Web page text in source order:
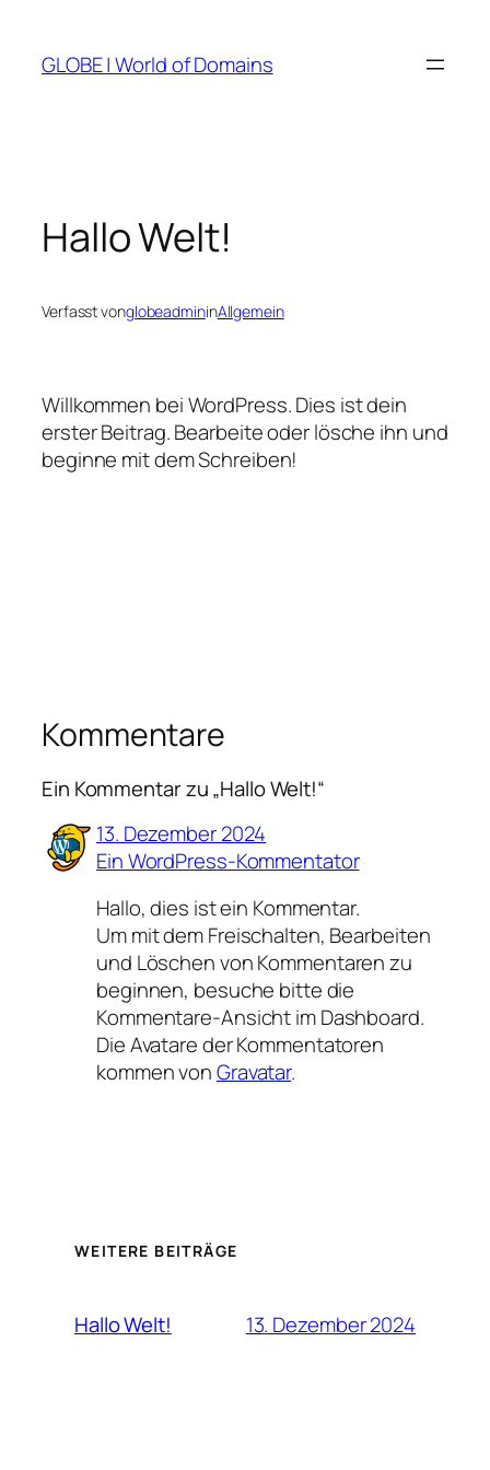
springen
GLOBE | World of Domains
Hallo Welt!
Verfasst vonglobeadmininAllgemein
Willkommen bei WordPress. Dies ist dein
erster Beitrag. Bearbeite oder lösche ihn und
beginne mit dem Schreiben!
Kommentare
Ein Kommentar zu „Hallo Welt!“
13. Dezember 2024
Ein WordPress-Kommentator
Hallo, dies ist ein Kommentar.
Um mit dem Freischalten, Bearbeiten
und Löschen von Kommentaren zu
beginnen, besuche bitte die
Kommentare-Ansicht im Dashboard.
Die Avatare der Kommentatoren
kommen vonGravatar.
WEITERE BEITRÄGE
Hallo Welt! 13. Dezember 2024